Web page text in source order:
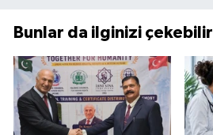
Bunlar da ilginizi çekebilir